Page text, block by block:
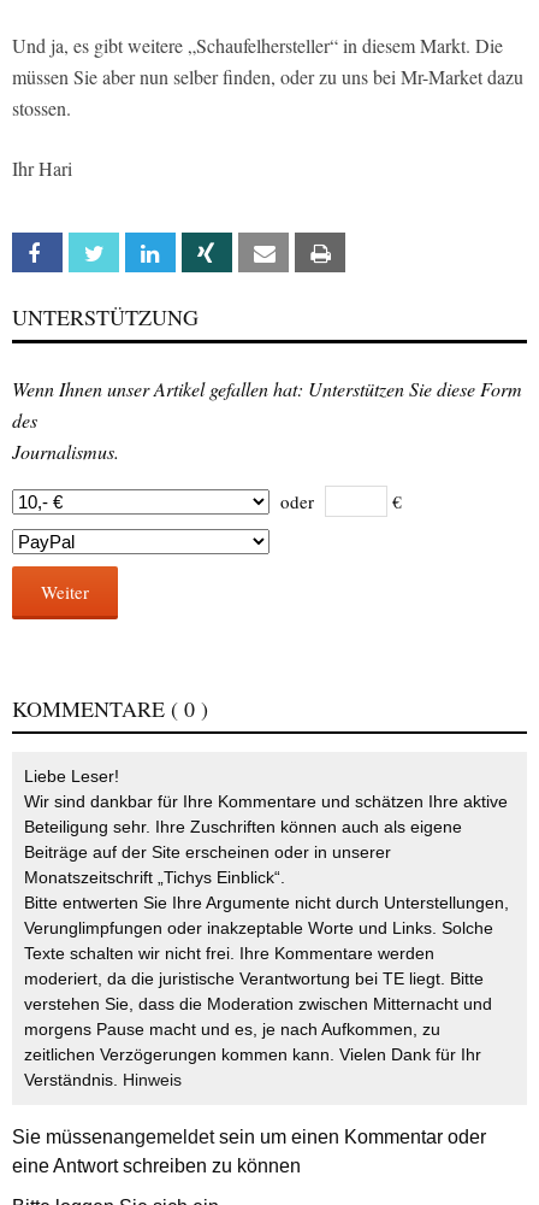
Und ja, es gibt weitere „Schaufelhersteller“ in diesem Markt. Die
müssen Sie aber nun selber finden, oder zu uns bei Mr-Market dazu
stossen.
Ihr Hari
Facebook Twitter Linkedin Xing Email
UNTERSTÜTZUNG
Wenn Ihnen unser Artikel gefallen hat: Unterstützen Sie diese Form
des
Journalismus.
oder €
Weiter
KOMMENTARE ( 0 )
Liebe Leser!
Wir sind dankbar für Ihre Kommentare und schätzen Ihre aktive
Beteiligung sehr. Ihre Zuschriften können auch als eigene
Beiträge auf der Site erscheinen oder in unserer
Monatszeitschrift „Tichys Einblick“.
Bitte entwerten Sie Ihre Argumente nicht durch Unterstellungen,
Verunglimpfungen oder inakzeptable Worte und Links. Solche
Texte schalten wir nicht frei. Ihre Kommentare werden
moderiert, da die juristische Verantwortung bei TE liegt. Bitte
verstehen Sie, dass die Moderation zwischen Mitternacht und
morgens Pause macht und es, je nach Aufkommen, zu
zeitlichen Verzögerungen kommen kann. Vielen Dank für Ihr
Verständnis. Hinweis
Sie müssenangemeldetsein um einen Kommentar oder
eine Antwort schreiben zu können